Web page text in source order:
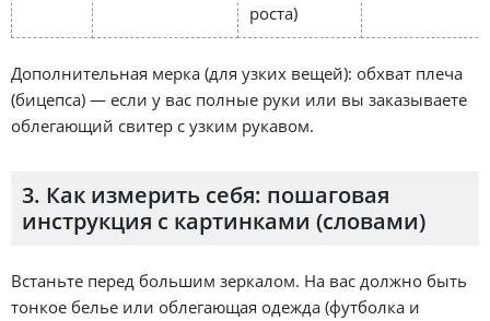
роста)
Дополнительная мерка (для узких вещей): обхват плеча
(бицепса) — если у вас полные руки или вы заказываете
облегающий свитер с узким рукавом.
3. Как измерить себя: пошаговая
инструкция с картинками (словами)
Встаньте перед большим зеркалом. На вас должно быть
тонкое белье или облегающая одежда (футболка и